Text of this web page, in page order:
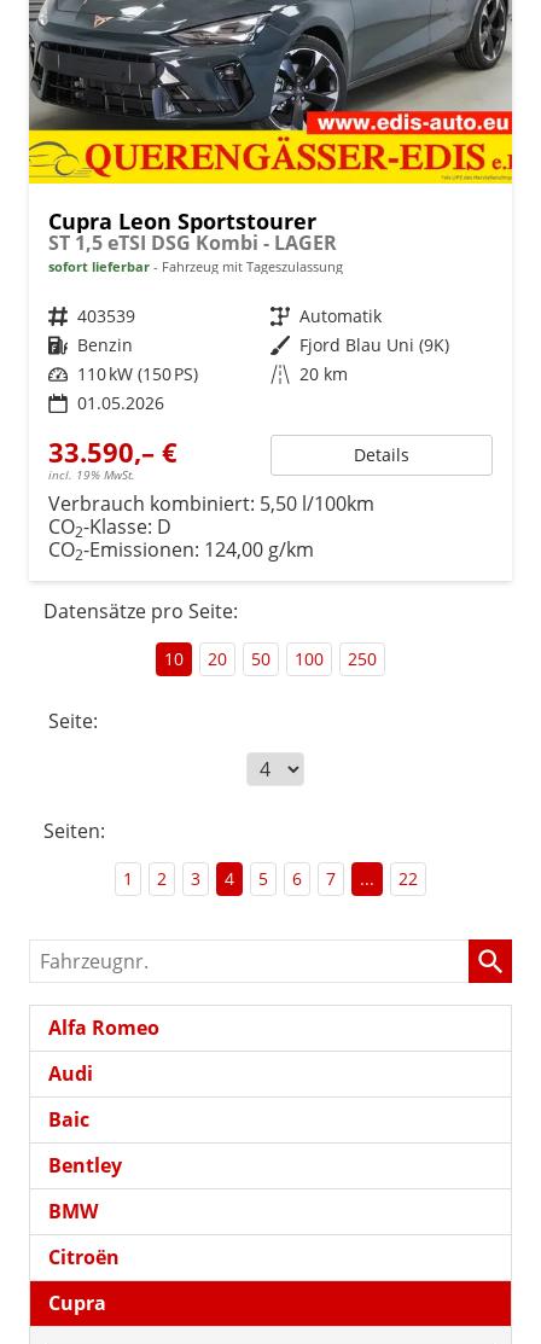
Cupra Leon Sportstourer
ST 1,5 eTSI DSG Kombi - LAGER
sofort lieferbar Fahrzeug mit Tageszulassung
Fahrzeugnr. 403539 Getriebe Automatik
Kraftstoff Benzin Außenfarbe Fjord Blau Uni (9K)
Leistung 110 kW (150 PS) Kilometerstand 20 km
01.05.2026
33.590,– €
incl. 19% MwSt.
Details
Verbrauch kombiniert: 5,50 l/100km
CO2-Klasse: D
CO2-Emissionen: 124,00 g/km
Datensätze pro Seite:
10 20 50 100 250
Seite:
Seiten:
1 2 3 4 5 6 7 ... 22
Fahrzeugnr.
Alfa Romeo
Audi
Baic
Bentley
BMW
Citroën
Cupra